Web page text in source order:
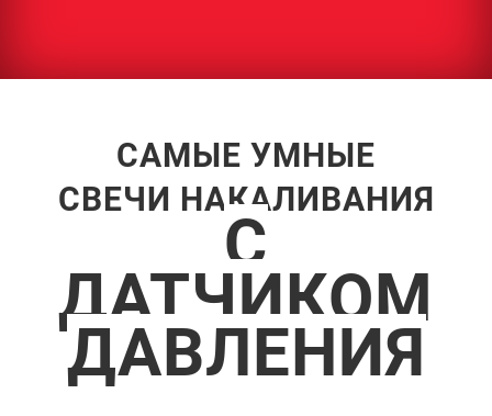
САМЫЕ УМНЫЕ
СВЕЧИ НАКАЛИВАНИЯ
С
ДАТЧИКОМ
ДАВЛЕНИЯ